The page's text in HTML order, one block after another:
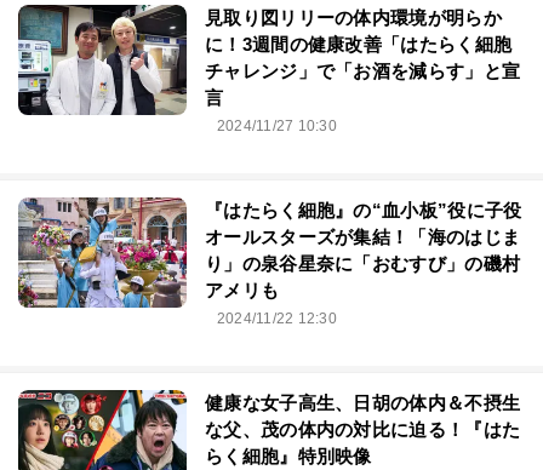
見取り図リリーの体内環境が明らか
に！3週間の健康改善「はたらく細胞
チャレンジ」で「お酒を減らす」と宣
言
2024/11/27 10:30
『はたらく細胞』の“血小板”役に子役
オールスターズが集結！「海のはじま
り」の泉谷星奈に「おむすび」の磯村
アメリも
2024/11/22 12:30
健康な女子高生、日胡の体内＆不摂生
な父、茂の体内の対比に迫る！『はた
らく細胞』特別映像